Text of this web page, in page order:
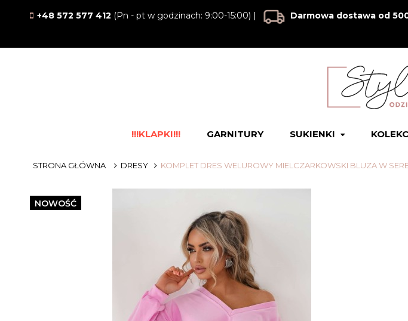
+48 572 577 412 (Pn - pt w godzinach: 9:00-15:00) | Darmowa dostawa od
!!!KLAPKI!!! GARNITURY SUKIENKI
STRONA GŁÓWNA DRESY KOMPLET DRES WELUROWY MIELCZARKOWSKI BLUZA W
NOWOŚĆ